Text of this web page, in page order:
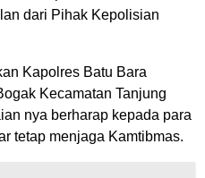
dari Pihak Kepolisian
Kapolres Batu Bara
Kecamatan Tanjung
nya berharap kepada para
tetap menjaga Kamtibmas.